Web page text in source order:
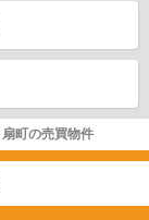
扇町の売買物件